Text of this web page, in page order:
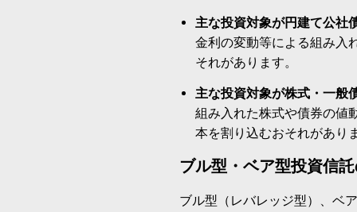
主な投資対象が円建て公社
金利の変動等による組み入
それがあります。
主な投資対象が株式・一般
組み入れた株式や債券の値
本を割り込むおそれがあり
ブル型・ベア型投資信
ブル型（レバレッジ型）、ベ